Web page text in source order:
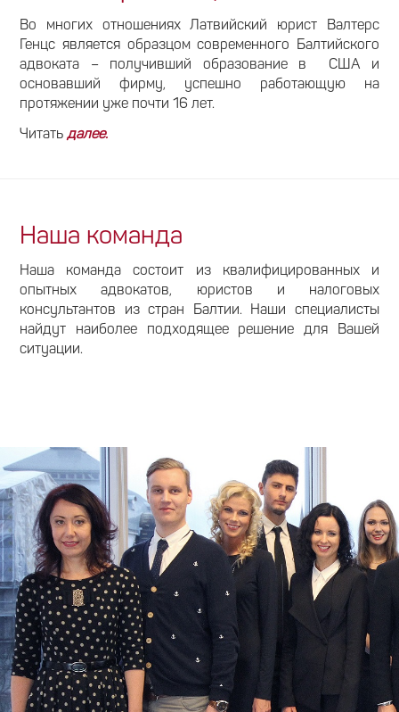
Во многих отношениях Латвийский юрист Валтерс
Генцс является образцом современного Балтийского
адвоката – получивший образование в США и
основавший фирму, успешно работающую на
протяжении уже почти 16 лет.
Читатьдалее.
Наша команда
Наша команда состоит из квалифицированных и
опытных адвокатов, юристов и налоговых
консультантов из стран Балтии. Наши специалисты
найдут наиболее подходящее решение для Вашей
ситуации.